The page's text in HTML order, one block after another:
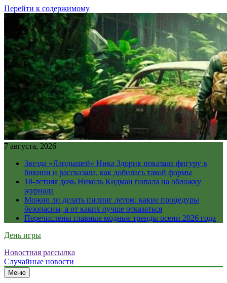
Перейти к содержимому
7 августа, 2026
Звезда «Ландышей» Ника Здорик показала фигуру в
бикини и рассказала, как добилась такой формы
18-летняя дочь Николь Кидман попала на обложку
журнала
Можно ли делать пилинг летом: какие процедуры
безопасны, а от каких лучше отказаться
Перечислены главные модные тренды осени 2026 года
День игры
Новостная рассылка
Случайные новости
Меню